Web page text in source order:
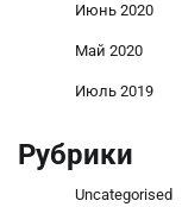
Июнь 2020
Май 2020
Июль 2019
Рубрики
Uncategorised